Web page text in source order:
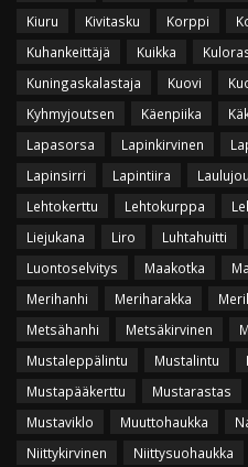
Kiuru
Kivitasku Korppi
Kuhankeittäjä
Kuikka
Kuningaskalastaja
Kuovi
Kyhmyjoutsen
Käenpiika
Lapasorsa
Lapinkirvinen
Lapinsirri
Lapintiira
Lehtokerttu
Lehtokurppa
Liejukana
Liro Luhtahuitti
Luontoselvitys
Maakotka
Merihanhi
Meriharakka
Metsähanhi
Metsäkirvinen
Mustaleppälintu
Mustalintu
Mustapääkerttu
Mustarastas
Mustaviklo
Muuttohaukka
Niittykirvinen
Niittysuohaukka